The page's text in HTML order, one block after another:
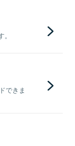
できま